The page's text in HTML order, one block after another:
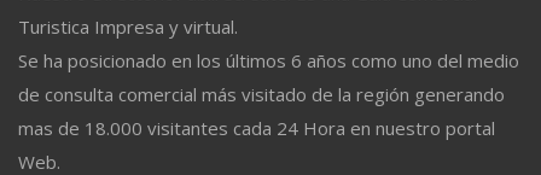
Turistica Impresa y virtual.
Se ha posicionado en los últimos 6 años como uno del medio
de consulta comercial más visitado de la región generando
mas de 18.000 visitantes cada 24 Hora en nuestro portal
Web.